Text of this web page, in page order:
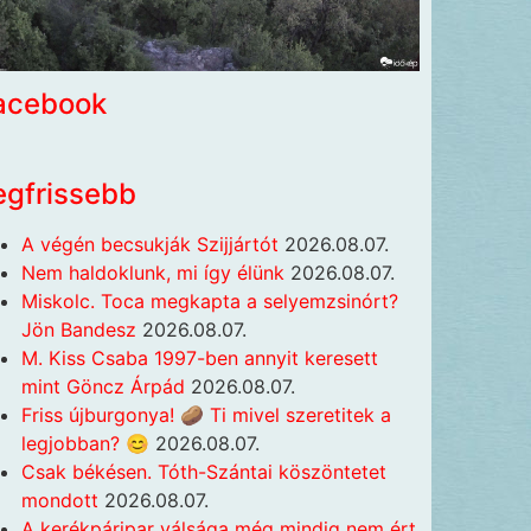
A végén becsukják Szijjártót 2026.08.07.
Nem haldoklunk, mi így élünk 2026.08.07.
Miskolc. Toca megkapta a selyemzsinórt?
Jön Bandesz 2026.08.07.
M. Kiss Csaba 1997-ben annyit keresett
mint Göncz Árpád 2026.08.07.
Friss újburgonya! 🥔 Ti mivel szeretitek a
legjobban? 😊 2026.08.07.
Csak békésen. Tóth-Szántai köszöntetet
mondott 2026.08.07.